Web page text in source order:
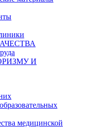
И
медицинской